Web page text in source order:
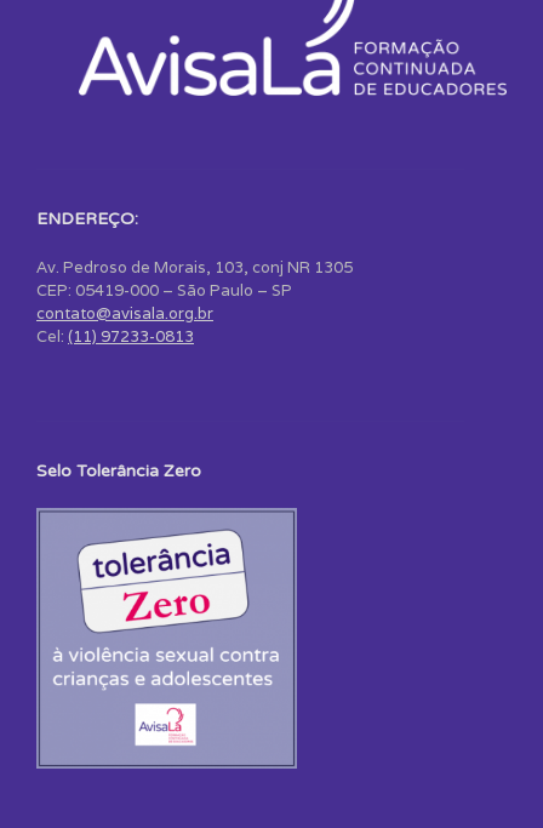
ENDEREÇO:
Av. Pedroso de Morais, 103, conj NR 1305
CEP: 05419-000 – São Paulo – SP
contato@avisala.org.br
Cel: (11) 97233-0813
Selo Tolerância Zero